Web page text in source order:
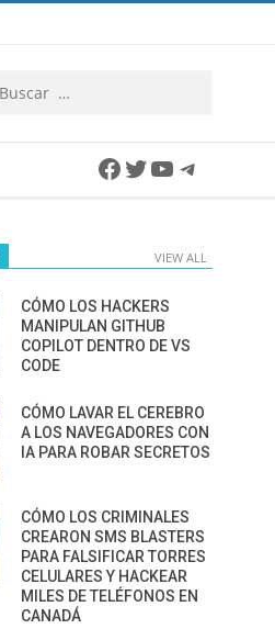
Facebook
Twitter
YouTube
VIEW ALL
CÓMO LOS HACKERS
MANIPULAN GITHUB
COPILOT DENTRO DE VS
CODE
CÓMO LAVAR EL CEREBRO
A LOS NAVEGADORES CON
IA PARA ROBAR SECRETOS
CÓMO LOS CRIMINALES
CREARON SMS BLASTERS
PARA FALSIFICAR TORRES
CELULARES Y HACKEAR
MILES DE TELÉFONOS EN
CANADÁ